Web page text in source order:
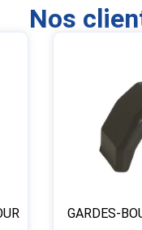
Nos
GARDES-